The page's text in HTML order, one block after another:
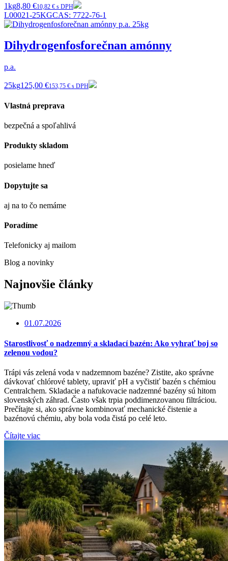
1kg8,80 €10,82 € s DPH
L00021-25KGCAS: 7722-76-1
Dihydrogenfosforečnan amónny
p.a.
25kg125,00 €153,75 € s DPH
Vlastná preprava
bezpečná a spoľahlivá
Produkty skladom
posielame hneď
Dopytujte sa
aj na to čo nemáme
Poradíme
Telefonicky aj mailom
Blog a novinky
Najnovšie články
01.07.2026
Starostlivosť o nadzemný a skladací bazén: Ako vyhrať boj so
zelenou vodou?
Trápi vás zelená voda v nadzemnom bazéne? Zistite, ako správne
dávkovať chlórové tablety, upraviť pH a vyčistiť bazén s chémiou
Centralchem. Skladacie a nafukovacie nadzemné bazény sú hitom
slovenských záhrad. Často však trpia poddimenzovanou filtráciou.
Prečítajte si, ako správne kombinovať mechanické čistenie a
bazénovú chémiu, aby bola voda čistá po celé leto.
Čítajte viac